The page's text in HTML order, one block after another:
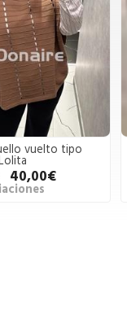
vuelto tipo
40,00€